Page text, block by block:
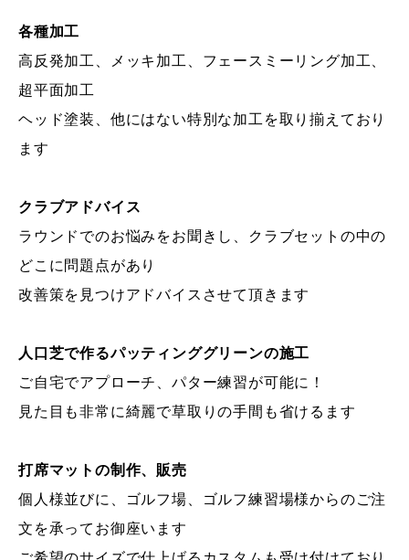
各種加工
高反発加工、メッキ加工、フェースミーリング加工、
超平面加工
ヘッド塗装、他にはない特別な加工を取り揃えており
ます
クラブアドバイス
ラウンドでのお悩みをお聞きし、クラブセットの中の
どこに問題点があり
改善策を見つけアドバイスさせて頂きます
人口芝で作るパッティンググリーンの施工
ご自宅でアプローチ、パター練習が可能に！
見た目も非常に綺麗で草取りの手間も省けるます
打席マットの制作、販売
個人様並びに、ゴルフ場、ゴルフ練習場様からのご注
文を承ってお御座います